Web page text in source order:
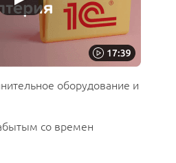
оборудование и
со времен